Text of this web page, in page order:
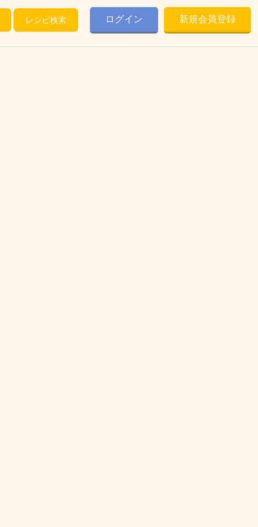
レシピ検索 ログイン 新規会員登録